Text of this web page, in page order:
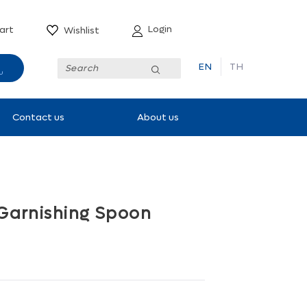
Wishlist Login
Contact us About us
Spoon
EN TH